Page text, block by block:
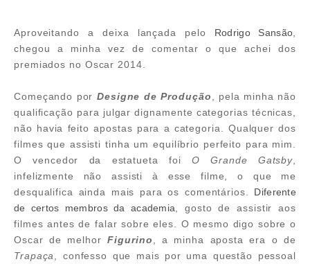
Aproveitando a deixa lançada pelo Rodrigo Sansão
chegou a minha vez de comentar o que achei dos
premiados no Oscar 2014.
Começando por Designe de Produção , pela minha não
qualificação para julgar dignamente categorias técnicas,
não havia feito apostas para a categoria. Qualquer dos
filmes que assisti tinha um equilíbrio perfeito para mim.
O vencedor da estatueta foi O Grande Gatsby
infelizmente não assisti à esse filme, o que me
desqualifica ainda mais para os comentários. Diferente
de certos membros da academia , gosto de assistir aos
filmes antes de falar sobre eles. O mesmo digo sobre o
Oscar de melhorFigurino , a minha aposta era o de
Trapaça
, confesso que mais por uma questão pessoal